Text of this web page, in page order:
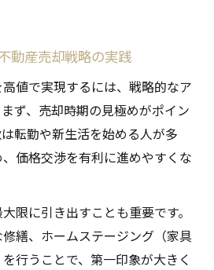
動産売却戦略の実践
値で実現するには、戦略的なア
ず、売却時期の見極めがポイン
転勤や新生活を始める人が多
価格交渉を有利に進めやすくな
限に引き出すことも重要です。
繕、ホームステージング（家具
行うことで、第一印象が大きく